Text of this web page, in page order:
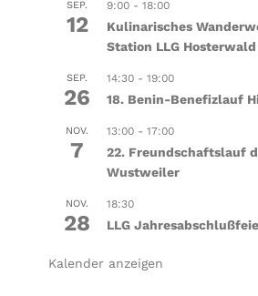
SEP.
12
9:00- 18:00
Kulinarisches
Station LLG
SEP.
26
14:30- 19:00
18. Benin-Benefizlauf
NOV.
7
13:00- 17:00
22. Freundschaftslauf
Wustweiler
NOV.
28
18:30
LLG
Kalender anzeigen